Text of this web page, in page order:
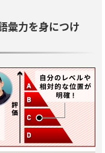
彙力を身につけ